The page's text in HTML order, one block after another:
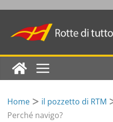
to
Home il pozzetto di RTM
Perché navigo?